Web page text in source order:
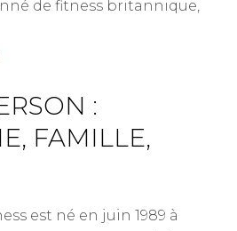
de fitness britannique,
:
FAMILLE,
est né en juin 1989 à